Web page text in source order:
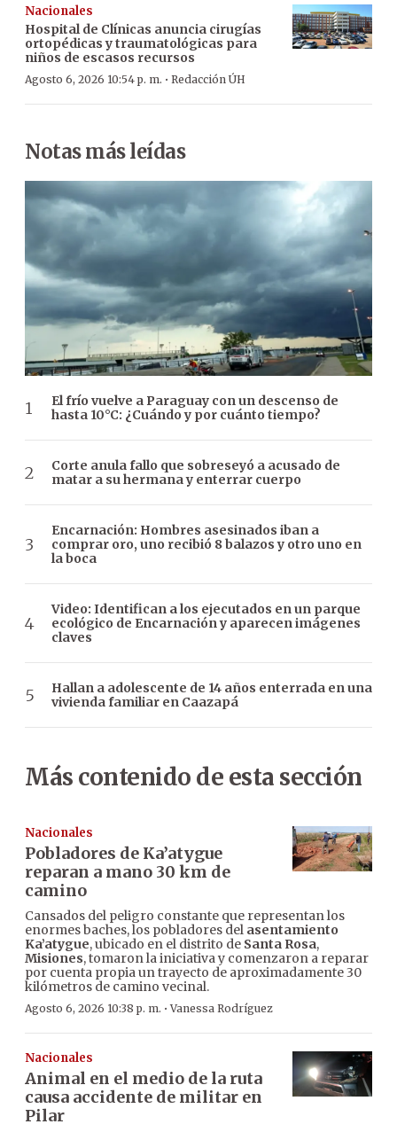
Nacionales
Hospital de Clínicas anuncia cirugías
ortopédicas y traumatológicas para
niños de escasos recursos
Agosto 6, 2026 10:54 p. m. · Redacción ÚH
Notas más leídas
El frío vuelve a Paraguay con un descenso de
hasta 10°C: ¿Cuándo y por cuánto tiempo?
Corte anula fallo que sobreseyó a acusado de
matar a su hermana y enterrar cuerpo
Encarnación: Hombres asesinados iban a
comprar oro, uno recibió 8 balazos y otro uno en
la boca
Video: Identifican a los ejecutados en un parque
ecológico de Encarnación y aparecen imágenes
claves
Hallan a adolescente de 14 años enterrada en una
vivienda familiar en Caazapá
Más contenido de esta sección
Nacionales
Pobladores de Ka’atygue
reparan a mano 30 km de
camino
Cansados del peligro constante que representan los
enormes baches, los pobladores del asentamiento
Ka’atygue, ubicado en el distrito de Santa Rosa,
Misiones, tomaron la iniciativa y comenzaron a reparar
por cuenta propia un trayecto de aproximadamente 30
kilómetros de camino vecinal.
Agosto 6, 2026 10:38 p. m. ·Vanessa Rodríguez
Nacionales
Animal en el medio de la ruta
causa accidente de militar en
Pilar